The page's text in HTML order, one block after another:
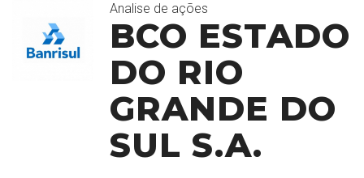
Analise de ações
BCO ESTADO
DO RIO
GRANDE DO
SUL S.A.